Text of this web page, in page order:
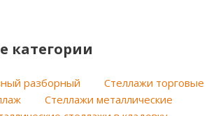
категории
разборный
Стеллажи торговые
Стеллажи металлические